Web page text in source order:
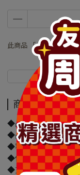
此商品 「 最高 」可以
商品介紹
商品介紹
◆品牌名稱：日本花
◆品名：日本花王馬
◆容量/規格：300ml
◆保存期限(天)：
◆貨源：公司貨